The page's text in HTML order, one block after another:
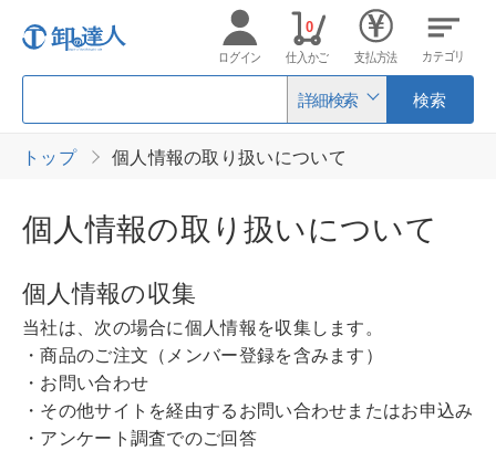
詳細検索 検索
ログイン 仕入かご
0
支払方法 カテゴリ
トップ 個人情報の取り扱いについて
個人情報の取り扱いについて
個人情報の収集
当社は、次の場合に個人情報を収集します。
・商品のご注文（メンバー登録を含みます）
・お問い合わせ
・その他サイトを経由するお問い合わせまたはお申込み
・アンケート調査でのご回答